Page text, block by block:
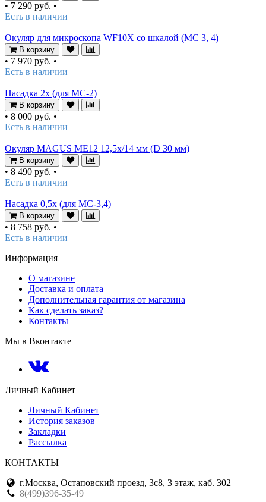
• 7 290 руб. •
Есть в наличии
Окуляр для микроскопа WF10X со шкалой (MC 3, 4)
В корзину
• 7 970 руб. •
Есть в наличии
Насадка 2х (для MC-2)
В корзину
• 8 000 руб. •
Есть в наличии
Окуляр MAGUS ME12 12,5х/14 мм (D 30 мм)
В корзину
• 8 490 руб. •
Есть в наличии
Насадка 0,5х (для MC-3,4)
В корзину
• 8 758 руб. •
Есть в наличии
Информация
О магазине
Доставка и оплата
Дополнительная гарантия от магазина
Как сделать заказ?
Контакты
Мы в Вконтакте
Личный Кабинет
Личный Кабинет
История заказов
Закладки
Рассылка
КОНТАКТЫ
г.Москва, Остаповский проезд, 3с8, 3 этаж, каб. 302
8(499)396-35-49